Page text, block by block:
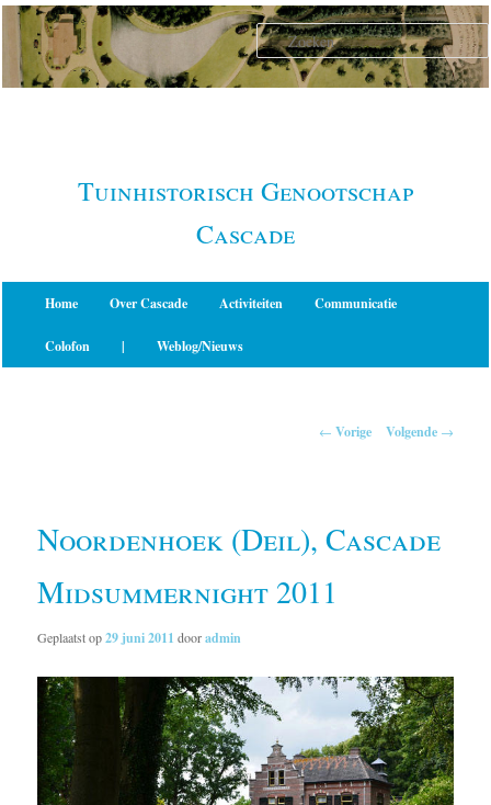
Spring
naar
primaire
Tuinhistorisch Genootschap
Cascade
Home Over Cascade Activiteiten Communicatie
Colofon | Weblog/Nieuws
← Vorige Volgende →
Noordenhoek (Deil), Cascade
Midsummernight 2011
Geplaatst op29 juni 2011 dooradmin